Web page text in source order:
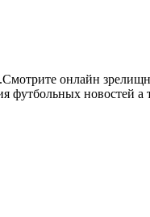
онлайн
новостей а